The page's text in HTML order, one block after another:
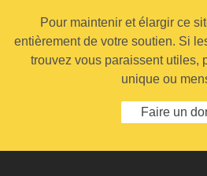
Pour maintenir et élargir ce
entièrement de votre soutien. Si
trouvez vous paraissent utiles,
unique ou
Faire un